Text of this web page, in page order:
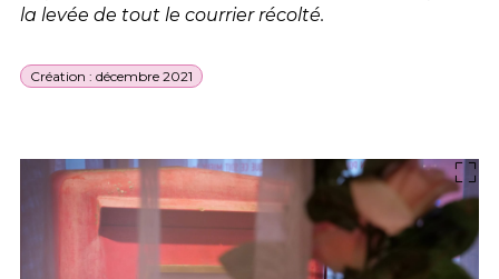
la levée de tout le courrier récolté.
Création : décembre 2021